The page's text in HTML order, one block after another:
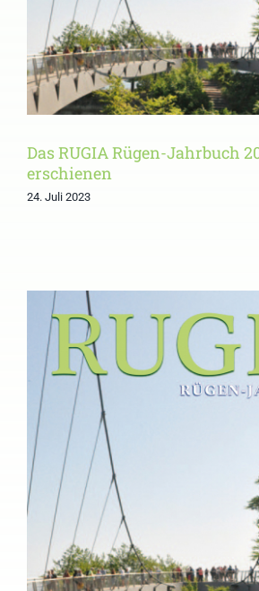
Das RUGIA Rügen-Jahrbuch
erschienen
24. Juli 2023
Einladung
öffentlichen Teil
und
RUGIA Rügen-